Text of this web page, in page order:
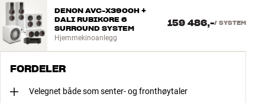
DENON AVC-X3900H +
DALI RUBIKORE 6
SURROUND SYSTEM
Hjemmekinoanlegg
159 486,-/ SYSTEM
FORDELER
Velegnet både som senter- og fronthøytaler